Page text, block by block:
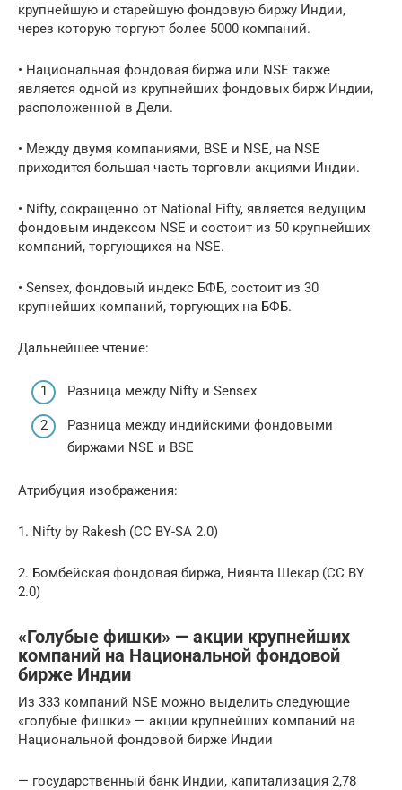
крупнейшую и старейшую фондовую биржу Индии,
через которую торгуют более 5000 компаний.
• Национальная фондовая биржа или NSE также
является одной из крупнейших фондовых бирж Индии,
расположенной в Дели.
• Между двумя компаниями, BSE и NSE, на NSE
приходится большая часть торговли акциями Индии.
• Nifty, сокращенно от National Fifty, является ведущим
фондовым индексом NSE и состоит из 50 крупнейших
компаний, торгующихся на NSE.
• Sensex, фондовый индекс БФБ, состоит из 30
крупнейших компаний, торгующих на БФБ.
Дальнейшее чтение:
Разница между Nifty и Sensex
Разница между индийскими фондовыми
биржами NSE и BSE
Атрибуция изображения:
1. Nifty by Rakesh (CC BY-SA 2.0)
2. Бомбейская фондовая биржа, Ниянта Шекар (CC BY
2.0)
«Голубые фишки» — акции крупнейших
компаний на Национальной фондовой
бирже Индии
Из 333 компаний NSE можно выделить следующие
«голубые фишки» — акции крупнейших компаний на
Национальной фондовой бирже Индии
— государственный банк Индии, капитализация 2,78